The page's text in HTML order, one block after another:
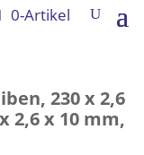
0-Artikel
230 x 2,6
2,6 x 10 mm,